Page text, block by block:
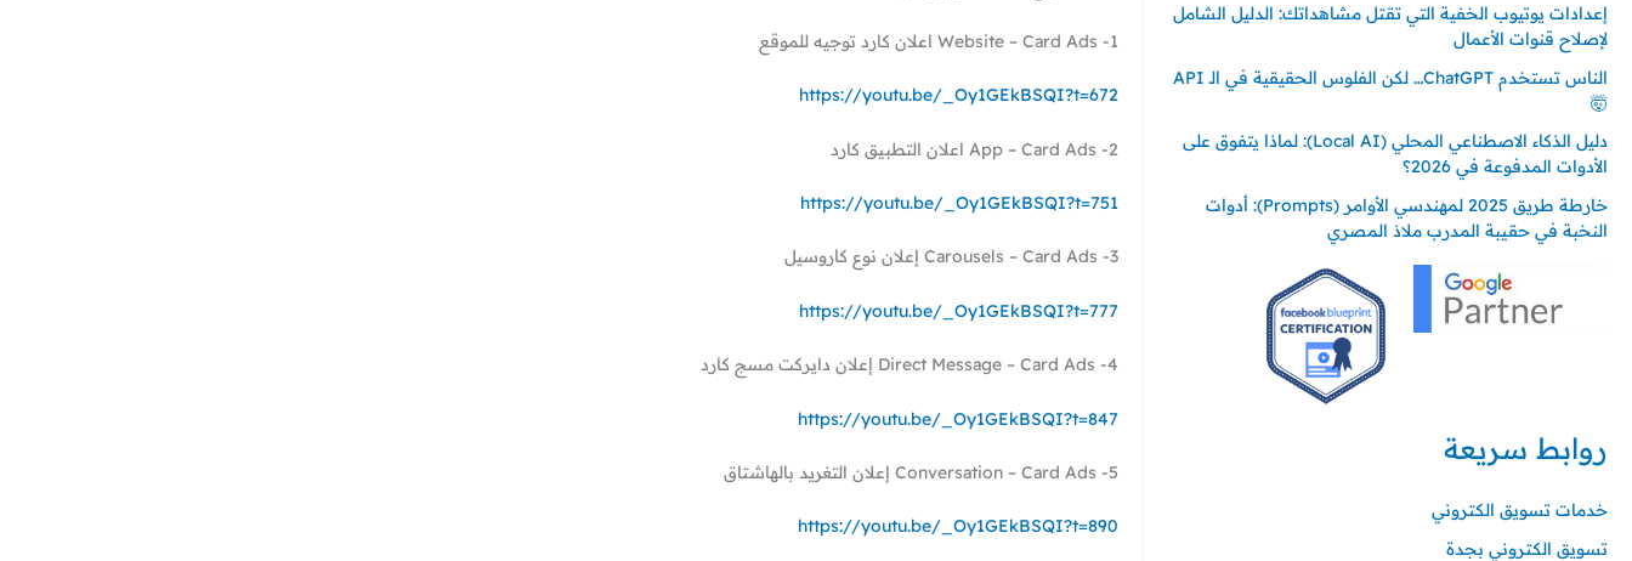
إعدادات يوتيوب الخفية التي تقتل مشاهداتك: الدليل الشامل
لإصلاح قنوات الأعمال
الناس تستخدم ChatGPT… لكن الفلوس الحقيقية في الـ API
🤯
دليل الذكاء الاصطناعي المحلي (Local AI): لماذا يتفوق على
الأدوات المدفوعة في 2026؟
خارطة طريق 2025 لمهندسي الأوامر (Prompts): أدوات
النخبة في حقيبة المدرب ملاذ المصري
روابط سريعة
خدمات تسويق الكتروني
تسويق الكتروني بجدة
1- Website – Card Ads اعلان كارد توجيه للموقع
https://youtu.be/_Oy1GEkBSQI?t=672
2- App – Card Ads اعلان التطبيق كارد
https://youtu.be/_Oy1GEkBSQI?t=751
3- Carousels – Card Ads إعلان نوع كاروسيل
https://youtu.be/_Oy1GEkBSQI?t=777
4- Direct Message – Card Ads إعلان دايركت مسج كارد
https://youtu.be/_Oy1GEkBSQI?t=847
5- Conversation – Card Ads إعلان التغريد بالهاشتاق
https://youtu.be/_Oy1GEkBSQI?t=890